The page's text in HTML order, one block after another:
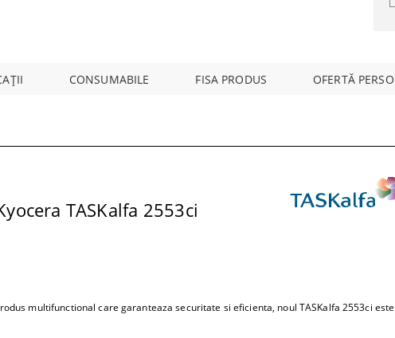
CONSUMABILE FISA PRODUS OFERTĂ
2553ci
multifunctional care garanteaza securitate si eficienta, noul TASKalfa 2553ci